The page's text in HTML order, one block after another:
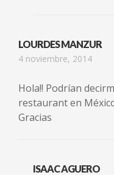
LOURDES MANZUR
4 noviembre, 2014
Hola!! Podrían
restaurant en
Gracias
ISAAC AGUERO